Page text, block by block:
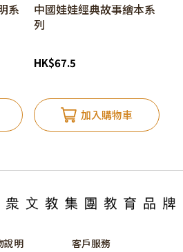
系
中國娃娃經典故事繪本系
列
HK$67.5
加入購物車
說明 客戶服務